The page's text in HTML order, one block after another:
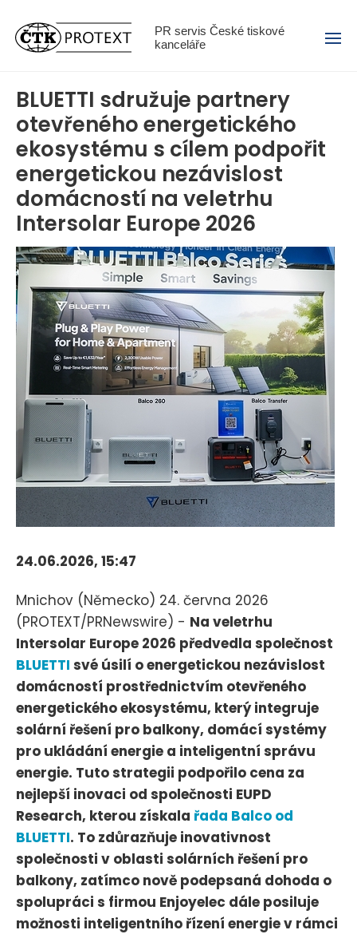
PR servis České tiskové
kanceláře
Menu
BLUETTI sdružuje partnery
otevřeného energetického
ekosystému s cílem podpořit
energetickou nezávislost
domácností na veletrhu
Intersolar Europe 2026
24.06.2026, 15:47
Mnichov (Německo) 24. června 2026
(PROTEXT/PRNewswire) - Na veletrhu
Intersolar Europe 2026 předvedla společnost
BLUETTI své úsilí o energetickou nezávislost
domácností prostřednictvím otevřeného
energetického ekosystému, který integruje
solární řešení pro balkony, domácí systémy
pro ukládání energie a inteligentní správu
energie. Tuto strategii podpořilo cena za
nejlepší inovaci od společnosti EUPD
Research, kterou získala řada Balco od
BLUETTI. To zdůrazňuje inovativnost
společnosti v oblasti solárních řešení pro
balkony, zatímco nově podepsaná dohoda o
spolupráci s firmou Enjoyelec dále posiluje
možnosti inteligentního řízení energie v rámci